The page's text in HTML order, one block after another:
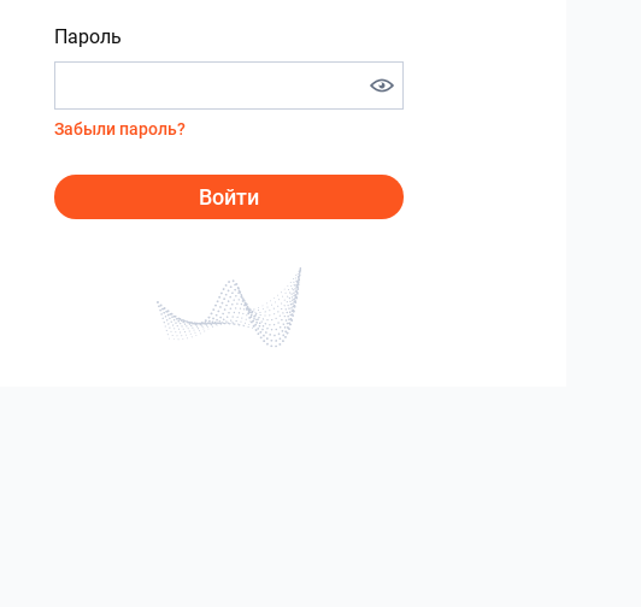
Пароль
Забыли пароль?
Войти